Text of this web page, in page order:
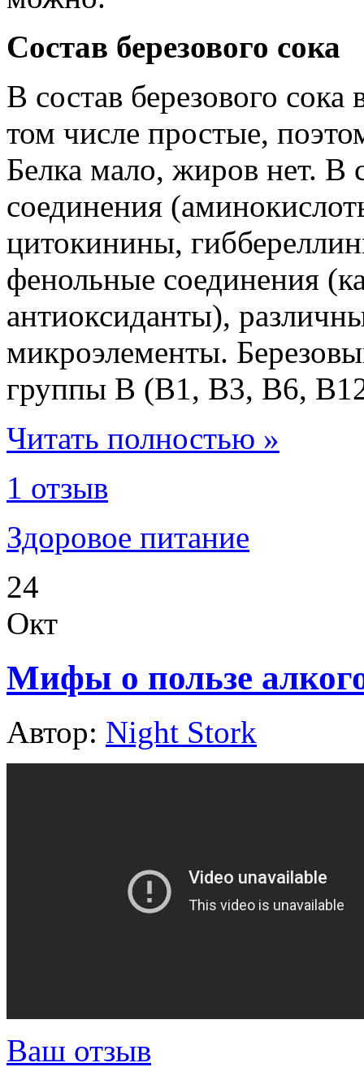
Состав березового сока
В состав березового
том числе простые,
Белка мало, жиров нет. В
соединения
цитокинины,
фенольные соединения
антиоксиданты),
микроэлементы.
группы В (В1, В3, В6,
Читать полностью »
1 отзыв
Здоровое питание
24
Окт
Мифы о пользе
Автор: Night Stork
Ваш отзыв